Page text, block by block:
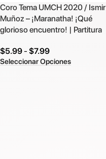
Coro Tema UMCH 2020 / Ismir
Muñoz – ¡Maranatha! ¡Qué
glorioso encuentro! | Partitura
$5.99- $7.99
Seleccionar Opciones